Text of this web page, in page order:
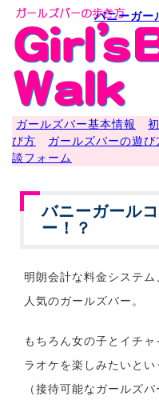
バニーガー
ガールズバー基本情報
び方
ガールズバーの遊び
談フォーム
バニーガール
ー！？
明朗会計な料金システ
人気のガールズバー。
もちろん女の子とイチ
ラオケを楽しみたいと
（接待可能なガールズ